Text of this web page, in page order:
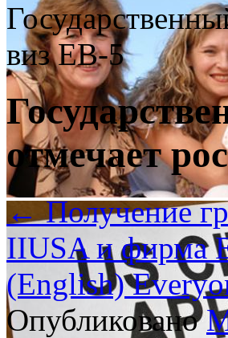
виз EB-5
отмечает
←Получение
IIUSA и фирма
(English)
Опубликовано